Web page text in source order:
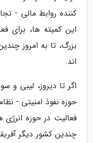
کننده روابط مالی -
این کمیته ها، برای
بزرگ، تا به امروز
اند.
اگر تا دیروز، لیبی و
حوزه نفوذ امنیتی -
فعالیت در حوزه
چندین کشور دیگر